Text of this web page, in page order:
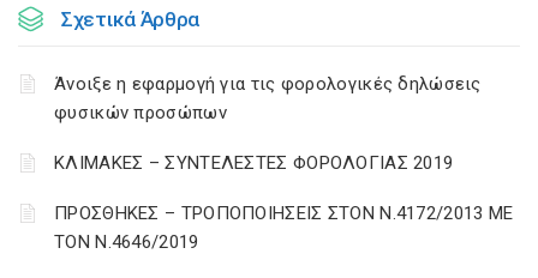
Σχετικά Άρθρα
Άνοιξε η εφαρμογή για τις φορολογικές δηλώσεις
φυσικών προσώπων
ΚΛΙΜΑΚΕΣ – ΣΥΝΤΕΛΕΣΤΕΣ ΦΟΡΟΛΟΓΙΑΣ 2019
ΠΡΟΣΘΗΚΕΣ – ΤΡΟΠΟΠΟΙΗΣΕΙΣ ΣΤΟΝ Ν.4172/2013 ΜΕ
ΤΟΝ Ν.4646/2019